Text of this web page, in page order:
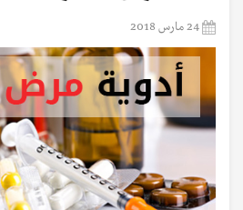
24 مارس 2018